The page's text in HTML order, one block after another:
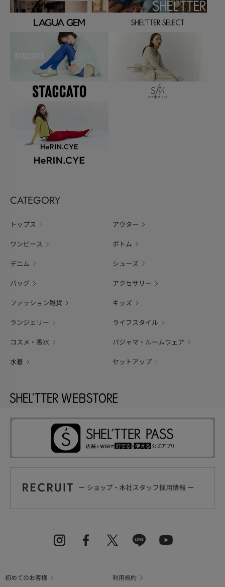
CATEGORY
トップス アウター
ワンピース ボトム
デニム シューズ
バッグ アクセサリー
ファッション雑貨 キッズ
ランジェリー ライフスタイル
コスメ・香水 パジャマ・ルームウェア
水着 セットアップ
初めてのお客様 利用規約